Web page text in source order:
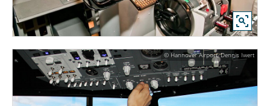
© Hannover Airport, Dennis Iwert